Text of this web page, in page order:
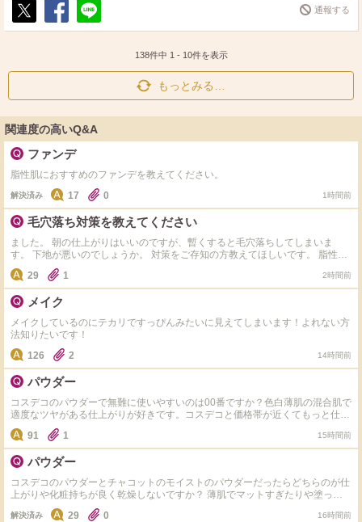
ポ
シ
送
通報する
138件中 1 - 10件を表示
もっとみる…
関連度の高いQ&A
ファンデ
脂性肌におすすめのファンデを教えてください。
解決済み 17 0 1時間前
毛穴落ち対策を教えてください
ました。 朝の仕上がりはいいのですが、暫くすると毛穴落ちしてしまいま
す。 下地が悪いのでしょうか。 対策をご存知の方教えてほしいです。 脂性肌
よりの普通肌です。
29 1 2時間前
メイク
メイクしているのにテカリですっぴんみたいに見えてしまいます！よれない方
法知りたいです！
126
2 14時間前
パウダー
コスデコのパウダーで無難に使いやすいのは00番ですか？色白薄肌の混合肌で
適度なツヤがある仕上がりが好きです。コスデコと価格帯が近くてもっと仕上
がりや化粧持ちが良いパウダーってありますか？
91 1 15時間前
パウダー
コスデコのパウダーとチャコットのモイストのパウダーだったらどちらのが仕
上がりや化粧持ちが良く乾燥しないですか？ 薄肌でマットすぎたりや塗った
感が出やすい物は避けてます。粒子が細かく粉っぽくならない方がいいです。
解決済み 29 0 16時間前